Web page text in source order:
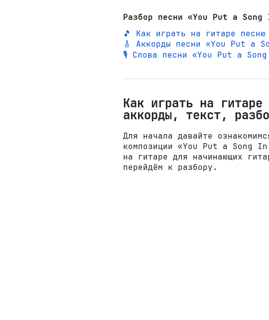
Разбор песни «You Put a
🎵 Как играть на гитаре
🎸 Аккорды песни «You Put a
🎙️ Слова песни «You Put a
Как играть на
аккорды, текст,
Для начала давайте
композиции «You Put a Song
на гитаре для начинающих
перейдём к разбору.